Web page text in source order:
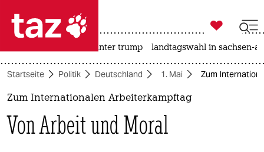
 taz zahl ich
taz zahl ich
politik

taz zahl ich
usa unter trump landtagswahl in sachsen-
Startseite Politik Deutschland 1. Mai Zum
Zum Internationalen Arbeiterkampftag
Von Arbeit und Moral